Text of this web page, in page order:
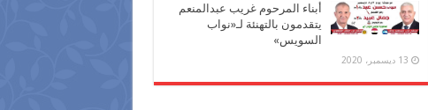
أبناء المرحوم غريب عبدالمنعم
يتقدمون بالتهنئة لـ«نواب
السويس»
13 ديسمبر، 2020